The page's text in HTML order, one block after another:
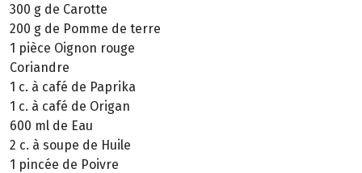
300 g de Carotte
200 g de Pomme de terre
1 pièce Oignon rouge
Coriandre
1 c. à café de Paprika
1 c. à café de Origan
600 ml de Eau
2 c. à soupe de Huile
1 pincée de Poivre